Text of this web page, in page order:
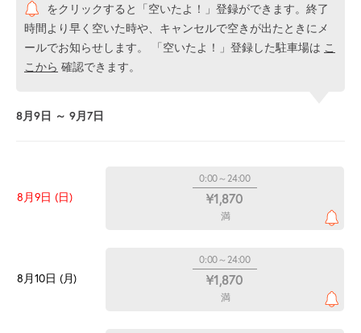
をクリックすると「空いたよ！」登録ができます。終了
時間より早く空いた時や、キャンセルで空きが出たときにメ
ールでお知らせします。 「空いたよ！」登録した駐車場は こ
こから 確認できます。
8月9日 ～ 9月7日
8月9日 (日)
0:00～24:00
¥1,870
満
8月10日 (月)
0:00～24:00
¥1,870
満